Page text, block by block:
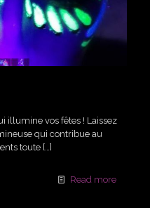
illumine vos fêtes ! Laissez
qui contribue au
toute […]
Read more